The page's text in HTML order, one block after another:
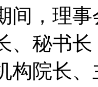
间，理
、秘书
构院长